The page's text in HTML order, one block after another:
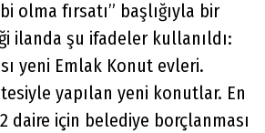
olma fırsatı” başlığıyla bir
ilanda şu ifadeler kullanıldı:
yeni Emlak Konut evleri.
yapılan yeni konutlar. En
daire için belediye borçlanması